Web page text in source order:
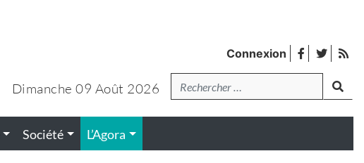
Connexion facebook
twitter
Dimanche 09 Août 2026Recherche
Société L’Agora